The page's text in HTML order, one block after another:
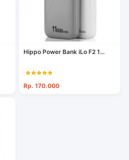
Hippo Power Bank iLo F2 1...
Rp. 170.000